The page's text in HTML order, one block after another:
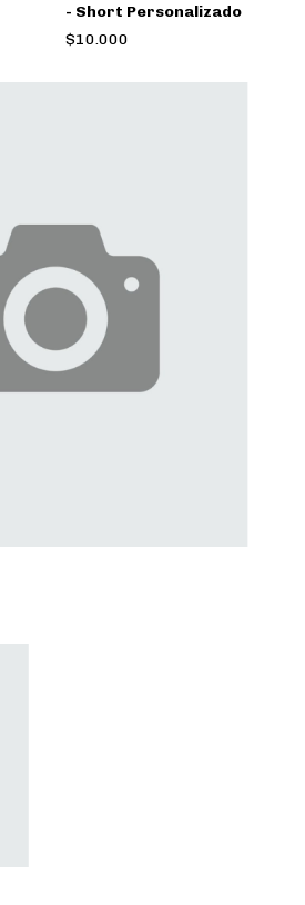
- Short Personalizado
$10.000